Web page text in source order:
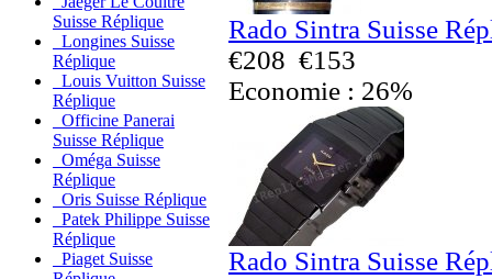
Suisse Réplique
Longines Suisse
Réplique
Louis Vuitton Suisse
Réplique
Officine Panerai
Suisse Réplique
Oméga Suisse
Réplique
Oris Suisse Réplique
Patek Philippe Suisse
Réplique
Piaget Suisse
Rado Sintra Suisse
€208 €153
Economie : 26%
Rado Sintra Suisse